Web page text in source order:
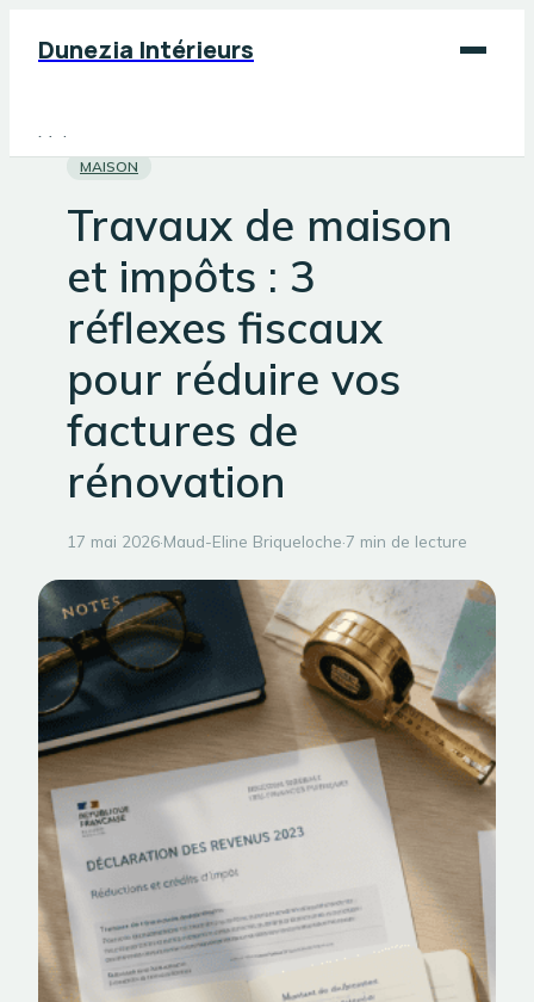
Dunezia Intérieurs
Maison
Jardinage
Bricolage
MAISON
Travaux de maison
et impôts : 3
réflexes fiscaux
pour réduire vos
factures de
rénovation
17 mai 2026·Maud-Eline Briqueloche·7 min de lecture